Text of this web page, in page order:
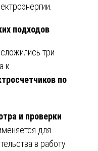
подходов
три
к
по
и проверки
для
в работу